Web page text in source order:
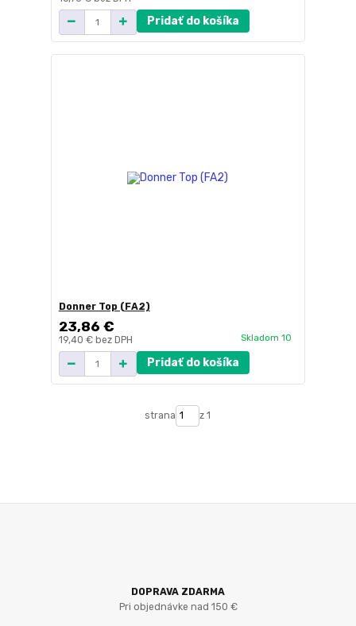
Pridať do košíka
Donner Top (FA2)
23,86 €
19,40 € bez DPH Skladom 10
Pridať do košíka
strana z 1
DOPRAVA ZDARMA
Pri objednávke nad 150 €